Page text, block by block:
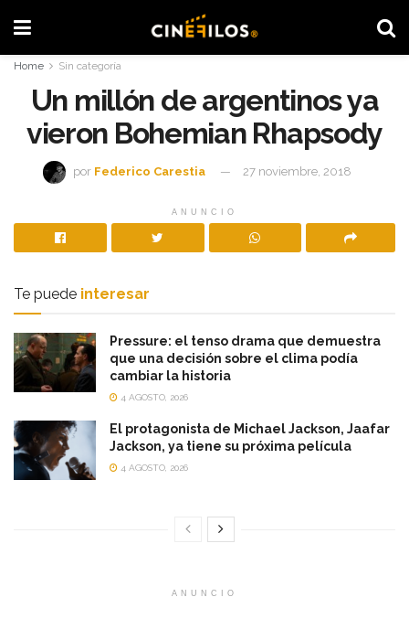
Home Sin categoría
Un millón de argentinos ya
vieron Bohemian Rhapsody
por Federico Carestia 27 noviembre, 2018
ANUNCIO
Te puede interesar
Pressure: el tenso drama que demuestra
que una decisión sobre el clima podía
cambiar la historia
4 AGOSTO, 2026
El protagonista de Michael Jackson, Jaafar
Jackson, ya tiene su próxima película
4 AGOSTO, 2026
ANUNCIO